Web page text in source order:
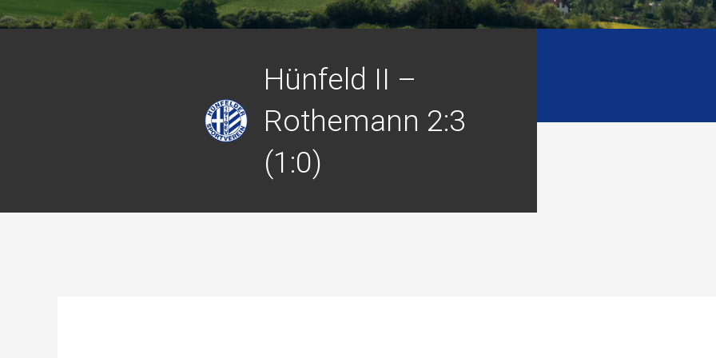
Hünfeld II –
Rothemann 2:3
(1:0)